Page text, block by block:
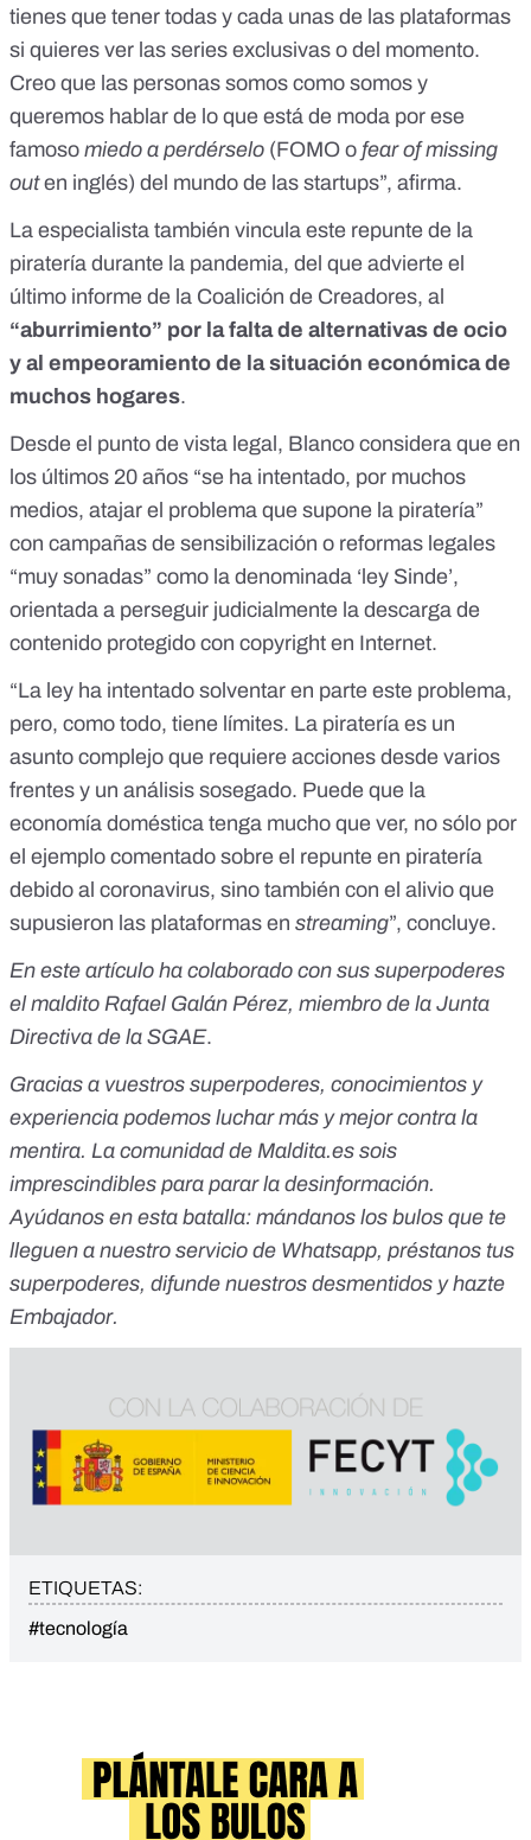
tienes que tener todas y cada unas de las plataformas
si quieres ver las series exclusivas o del momento.
Creo que las personas somos como somos y
queremos hablar de lo que está de moda por ese
famoso miedo a perdérselo (FOMO o fear of missing
outen inglés) del mundo de las startups”, afirma.
La especialista también vincula este repunte de la
piratería durante la pandemia, del que advierte el
último informe de la Coalición de Creadores, al
“aburrimiento” por la falta de alternativas de ocio
y al empeoramiento de la situación económica de
muchos hogares.
Desde el punto de vista legal, Blanco considera que en
los últimos 20 años “se ha intentado, por muchos
medios, atajar el problema que supone la piratería”
con campañas de sensibilización o reformas legales
“muy sonadas” como la denominada ‘ley Sinde’,
orientada a perseguir judicialmente la descarga de
contenido protegido con copyright en Internet.
“La ley ha intentado solventar en parte este problema,
pero, como todo, tiene límites. La piratería es un
asunto complejo que requiere acciones desde varios
frentes y un análisis sosegado. Puede que la
economía doméstica tenga mucho que ver, no sólo por
el ejemplo comentado sobre el repunte en piratería
debido al coronavirus, sino también con el alivio que
supusieron las plataformas en streaming”, concluye.
En este artículo ha colaborado con sus superpoderes
el maldito Rafael Galán Pérez, miembro de la Junta
Directiva de la SGAE.
Gracias a vuestros superpoderes, conocimientos y
experiencia podemos luchar más y mejor contra la
mentira. La comunidad de Maldita.es sois
imprescindibles para parar la desinformación.
Ayúdanos en esta batalla: mándanos los bulos que te
lleguen a nuestro servicio de Whatsapp, préstanos tus
superpoderes, difunde nuestros desmentidos yhazte
Embajador.
ETIQUETAS:
#tecnología